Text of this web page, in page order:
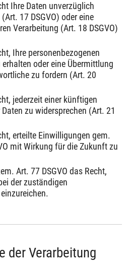
Ihre Daten unverzüglich
17 DSGVO) oder eine
Verarbeitung (Art. 18 DSGVO)
Ihre personenbezogenen
oder eine Übermittlung
zu fordern (Art. 20
jederzeit einer künftigen
zu widersprechen (Art. 21
erteilte Einwilligungen gem.
mit Wirkung für die Zukunft zu
Art. 77 DSGVO das Recht,
der zuständigen
der Verarbeitung